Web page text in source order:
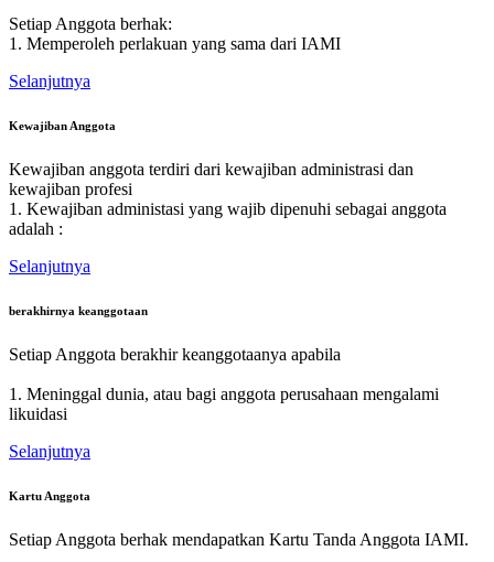
Setiap Anggota berhak:
1. Memperoleh perlakuan yang sama dari IAMI
Selanjutnya
Kewajiban Anggota
Kewajiban anggota terdiri dari kewajiban administrasi dan
kewajiban profesi
1. Kewajiban administasi yang wajib dipenuhi sebagai anggota
adalah :
Selanjutnya
berakhirnya keanggotaan
Setiap Anggota berakhir keanggotaanya apabila
1. Meninggal dunia, atau bagi anggota perusahaan mengalami
likuidasi
Selanjutnya
Kartu Anggota
Setiap Anggota berhak mendapatkan Kartu Tanda Anggota IAMI.